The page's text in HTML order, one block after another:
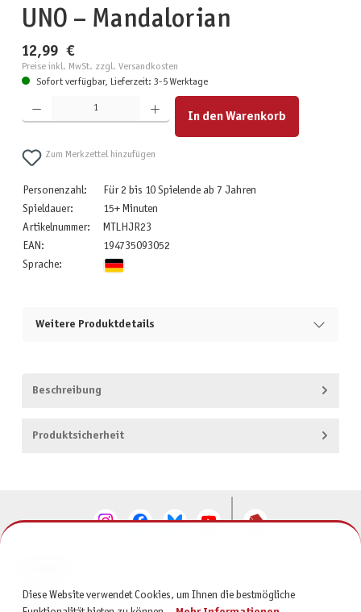
UNO – Mandalorian
12,99 €
Preise inkl. MwSt. zzgl. Versandkosten
Sofort verfügbar, Lieferzeit: 3-5 Werktage
Produkt Anzahl: Gib den gewünschten Wert ein oder benutze die Schaltflächen um die Anzahl zu
In den Warenkorb
Zum Merkzettel hinzufügen
Personenzahl:
Für 2 bis 10 Spielende ab 7 Jahren
Spieldauer:
15+ Minuten
Artikelnummer:
MTLHJR23
EAN:
194735093052
Sprache:
Weitere Produktdetails
Beschreibung
Produktsicherheit
SERVICE
Diese Website verwendet Cookies, um Ihnen die bestmögliche